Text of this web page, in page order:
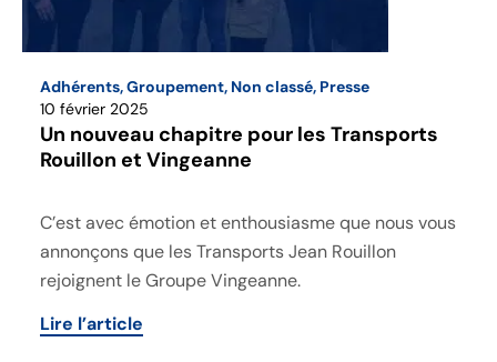
Adhérents,Groupement, Non classé, Presse
10 février 2025
Un nouveau chapitre pour les Transports
Rouillon et Vingeanne
C’est avec émotion et enthousiasme que nous vous
annonçons que les Transports Jean Rouillon
rejoignent le Groupe Vingeanne.
Lire l’article